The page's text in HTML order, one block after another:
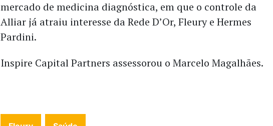
mercado de medicina diagnóstica, em que o controle da
Alliar já atraiu interesse da Rede D’Or, Fleury e Hermes
Pardini.
Inspire Capital Partners assessorou o Marcelo Magalhães.